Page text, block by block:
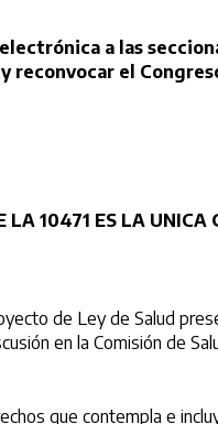
a las
el
LA 10471 ES LA
de Ley de Salud
en la Comisión de
que contempla e